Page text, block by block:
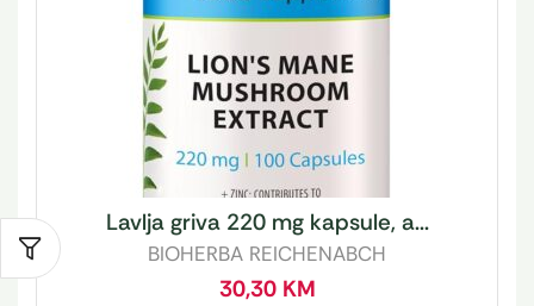
Lavlja griva 220 mg kapsule, a...
BIOHERBA REICHENABCH
30,30 KM